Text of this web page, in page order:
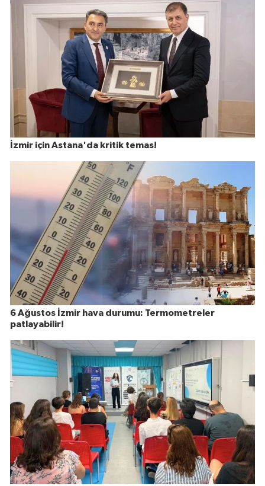
İzmir için Astana'da kritik temas!
6 Ağustos İzmir hava durumu: Termometreler
patlayabilir!